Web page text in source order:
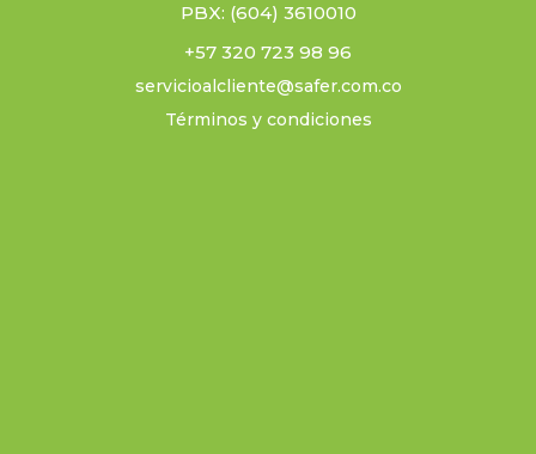
PBX: (604) 3610010
+57 320 723 98 96
servicioalcliente@safer.com.co
Términos y condiciones